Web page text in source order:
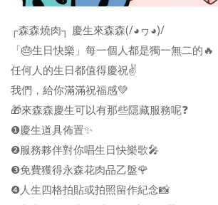
┌森森燒肉┐ 慶生來森森(/◕ヮ◕)/
「🎂生日快樂」每一個人都是獨一無二的🔥
任何人的生日都值得慶祝✌️
我們，給你滿滿祝福感💚
🎁來森森慶生可以有那些隱藏服務呢❓
❶慶生道具佈置✨
❷服務夥伴對你唱生日快樂歌🎤
❸免費獲得永森花肉品乙盤🌹
❹人生四格拍貼或拍照留作紀念📸